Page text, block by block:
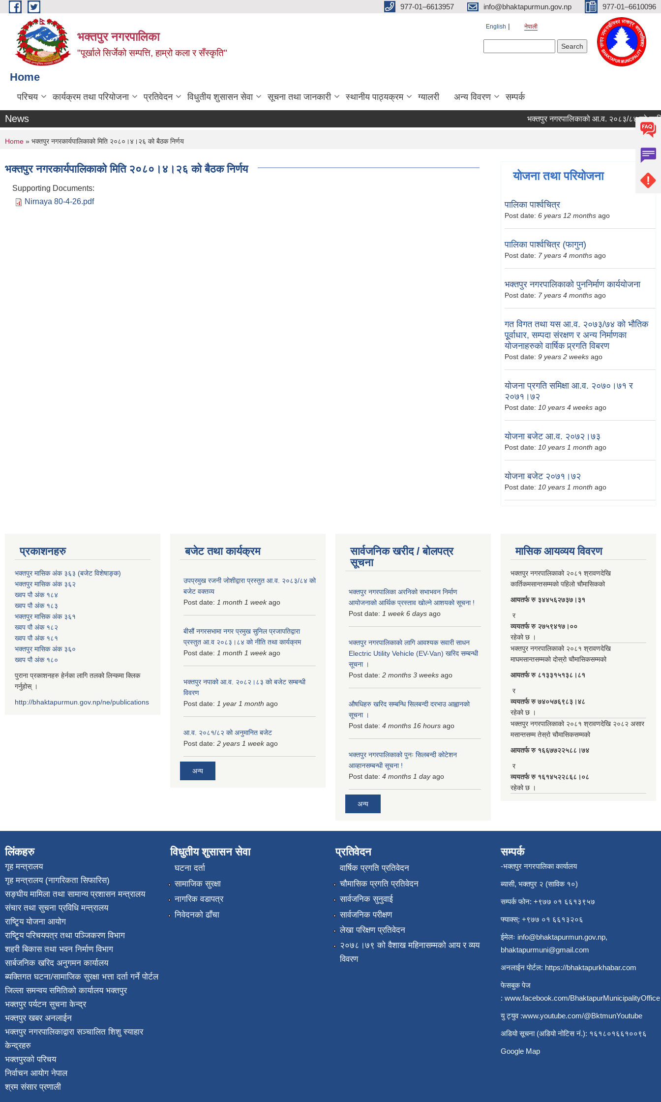
Skip to main content 977-01–6613957 info@bhaktapurmun.gov.np 977-01–6610096
भक्तपुर नगरपालिका
"पूर्खाले सिर्जेको सम्पत्ति, हाम्रो कला र सँस्कृति"
English नेपाली
Home
परिचय कार्यक्रम तथा परियोजना प्रतिवेदन विधुतीय शुसासन सेवा सूचना तथा जानकारी स्थानीय पाठ्यक्रम ग्यालरी अन्य विवरण सम्पर्क
News भक्तपुर नगरपालिकाको आ.व. २०८३/८४ को लागि
You are here
Home » भक्तपुर नगरकार्यपालिकाको मिति २०८०।४।२६ को बैठक निर्णय
भक्तपुर नगरकार्यपालिकाको मिति २०८०।४।२६ को बैठक निर्णय
Supporting Documents:
Nirnaya 80-4-26.pdf
योजना तथा परियोजना
पालिका पार्श्वचित्र
Post date: 6 years 12 months ago
पालिका पार्श्वचित्र (फागुन)
Post date: 7 years 4 months ago
भक्तपुर नगरपालिकाको पुननिर्माण कार्ययोजना
Post date: 7 years 4 months ago
गत विगत तथा यस आ.व. २०७३/७४ को भौतिक
पूूर्वाधार, सम्पदा संरक्षण र अन्य निर्माणका
योजनाहरुको वार्षिक प्र्रगति विबरण
Post date: 9 years 2 weeks ago
योजना प्रगति समिक्षा आ.व. २०७०।७१ र
२०७१।७२
Post date: 10 years 4 weeks ago
योजना बजेट आ.व. २०७२।७३
Post date: 10 years 1 month ago
योजना बजेट २०७१।७२
Post date: 10 years 1 month ago
प्रकाशनहरु
भक्तपुर मासिक अंक ३६३ (बजेट विशेषाङ्क)
भक्तपुर मासिक अंक ३६२
ख्वप पौ अंक १८४
ख्वप पौ अंक १८३
भक्तपुर मासिक अंक ३६१
ख्वप पौ अंक १८२
ख्वप पौ अंक १८१
भक्तपुर मासिक अंक ३६०
ख्वप पौ अंक १८०
पुराना प्रकाशनहरु हेर्नका लागि तलको लिन्कमा क्लिक
गर्नुहोस् ।
http://bhaktapurmun.gov.np/ne/publications
बजेट तथा कार्यक्रम
उपप्रमुख रजनी जोशीद्वारा प्रस्तुत आ.व. २०८३/८४ को
बजेट वक्तव्य
Post date: 1 month 1 weekago
बीसौं नगरसभामा नगर प्रमुख सुनिल प्रजापतिद्वारा
प्रस्तुत आ.व‍ २०८३।८४ को नीति तथा कार्यक्रम
Post date: 1 month 1 weekago
भक्तपुर नपाको आ.व. २०८२।८३ को बजेट सम्बन्धी
विवरण
Post date: 1 year 1 month ago
आ.व. २०८१/८२ को अनुमानित बजेट
Post date: 2 years 1 weekago
अन्य
सार्वजनिक खरीद / बोलपत्र
सूचना
भक्तपुर नगरपालिका अरनिको सभाभवन निर्माण
आयोजनाको आर्थिक प्रस्ताव खोल्ने आशयको सूचना !
Post date: 1 week 6 days ago
भक्तपुर नगरपालिकाकाे लागि आवश्यक सवारी साधन
Electric Utility Vehicle (EV-Van) खरिद सम्बन्धी
सूचना ।
Post date: 2 months 3 weeks ago
औषधिहरु खरिद सम्बन्धि सिलबन्दी दरभाउ आह्वानको
सूचना ।
Post date: 4 months 16 hours ago
भक्तपुर नगरपालिकाको पुनः सिलबन्दी कोटेशन
आव्हानसम्बन्धी सूचना !
Post date: 4 months 1 dayago
अन्य
मासिक आयव्यय विवरण
भक्तपुर नगरपालिकाको २०८१ श्रावणदेखि
कार्तिकमसान्तसम्मको पहिलो चौमासिकको
आयतर्फ रु‌ ३४४५६२७३७।३१
र
व्ययतर्फ रु २७५९४१७।००
रहेको छ ।
भक्तपुर नगरपालिकाको २०८१ श्रावणदेखि
माघमसान्तसम्मको दोस्रो चौमासिकसम्मको
आयतर्फ रु‌ ८१३३१५१३८।८१
र
व्ययतर्फ रु ७४०५७६९८३।४८
रहेको छ ।
भक्तपुर नगरपालिकाको २०८१ श्रावणदेखि २०८२ असार
मसान्तसम्म तेस्रो चौमासिकसम्मको
आयतर्फ रु‌ १६६७७२२५८८।७४
र
व्ययतर्फ रु १६१४५२२८६८।०८
रहेको छ ।
लिंकहरु
गृह मन्त्रालय
गृह मन्त्रालय (नागरिकता सिफारिस)
सङ्घीय मामिला तथा सामान्य प्रशासन मन्त्रालय
संचार तथा सुचना प्रविधि मन्त्रालय
राष्टि्ृय योजना आयोग
राष्टि्ृय परिचयपत्र तथा पञ्जिकरण विभाग
शहरी बिकास तथा भवन निर्माण विभाग
सार्बजनिक खरिद अनुगमन कार्यालय
ब्यक्तिगत घटना/सामाजिक सुरक्षा भत्ता दर्ता गर्ने पोर्टल
जिल्ला समन्वय समितिको कार्यालय भक्तपुर
भक्तपुर पर्यटन सुचना केन्द्र
भक्तपुर खबर अनलाईन
भक्तपुर नगरपालिकाद्वारा सञ्चालित शिशु स्याहार
केन्द्रहरु
भक्तपुरकाे परिचय
निर्वाचन आयोग नेपाल
श्रम संसार प्रणाली
विधुतीय शुसासन सेवा
घटना दर्ता
सामाजिक सुरक्षा
नागरिक वडापत्र
निवेदनको ढाँचा
प्रतिवेदन
वार्षिक प्रगति प्रतिवेदन
चौमासिक प्रगति प्रतिवेदन
सार्वजनिक सुनुवाई
सार्वजनिक परीक्षण
लेखा परिक्षण प्रतिवेदन
२०७८।७९ को वैशाख महिनासम्मको आय र व्यय
विवरण
सम्पर्क
-भक्तपुर नगरपालिका कार्यालय
ब्यासी, भक्तपुर २ (साविक १०)
सम्पर्क फोन: +९७७ ०१ ६६१३९५७
फ्याक्स्: +९७७ ०१ ६६१३२०६
ईमेलः info@bhaktapurmun.gov.np,
bhaktapurmuni@gmail.com
अनलाईन पोर्टल: https://bhaktapurkhabar.com
फेसबुक पेज
: www.facebook.com/BhaktapurMunicipalityOffice
यु ट्युव :www.youtube.com/@BktmunYoutube
अडियो सूचना (अडियो नोटिस नं.): १६१८०१६६१००९६
Google Map